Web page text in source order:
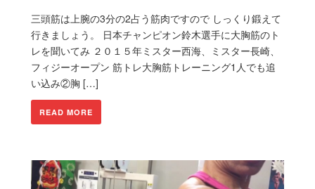
三頭筋は上腕の3分の2占う筋肉ですので しっくり鍛えて
行きましょう。 日本チャンピオン鈴木選手に大胸筋のト
レを聞いてみ ２０１５年ミスター西海、ミスター長崎、
フィジーオープン 筋トレ大胸筋トレーニング1人でも追
い込み②胸 […]
READ MORE